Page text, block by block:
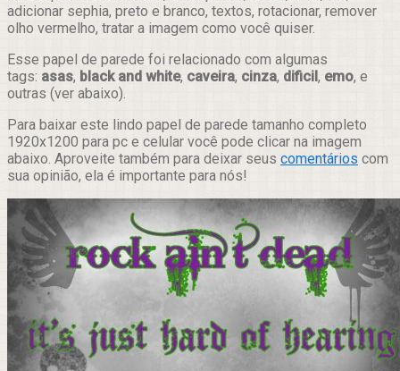
adicionar sephia, preto e branco, textos, rotacionar, remover
olho vermelho, tratar a imagem como você quiser.
Esse papel de parede foi relacionado com algumas
tags: asas, black and white, caveira, cinza, dificil, emo, e
outras (ver abaixo).
Para baixar este lindo papel de parede tamanho completo
1920x1200 para pc e celular você pode clicar na imagem
abaixo. Aproveite também para deixar seus comentários com
sua opinião, ela é importante para nós!